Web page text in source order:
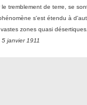
tremblement de terre, se
s'est étendu à
zones quasi
janvier 1911